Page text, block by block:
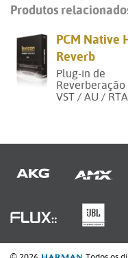
Produtos
PCM Native
Reverb
Plug-in de
Reverberação
VST / AU /